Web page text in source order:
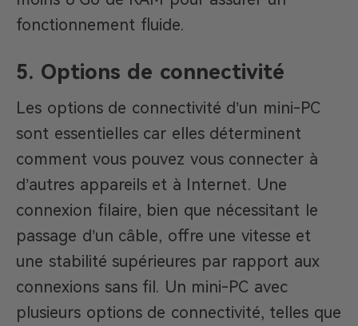
fonctionnement fluide.
5. Options de connectivité
Les options de connectivité d’un mini-PC
sont essentielles car elles déterminent
comment vous pouvez vous connecter à
d’autres appareils et à Internet. Une
connexion filaire, bien que nécessitant le
passage d’un câble, offre une vitesse et
une stabilité supérieures par rapport aux
connexions sans fil. Un mini-PC avec
plusieurs options de connectivité, telles que